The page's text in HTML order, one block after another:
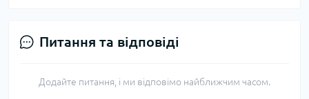
Питання та відповіді
Додайте питання, і ми відповімо найближчим часом.